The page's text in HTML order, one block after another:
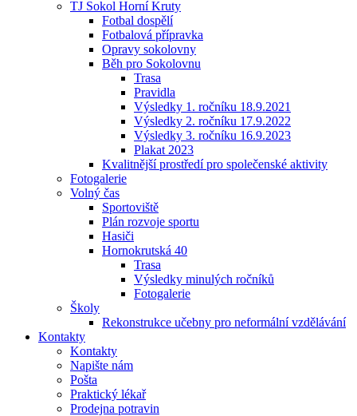
TJ Sokol Horní Kruty
Fotbal dospělí
Fotbalová přípravka
Opravy sokolovny
Běh pro Sokolovnu
Trasa
Pravidla
Výsledky 1. ročníku 18.9.2021
Výsledky 2. ročníku 17.9.2022
Výsledky 3. ročníku 16.9.2023
Plakat 2023
Kvalitnější prostředí pro společenské aktivity
Fotogalerie
Volný čas
Sportoviště
Plán rozvoje sportu
Hasiči
Hornokrutská 40
Trasa
Výsledky minulých ročníků
Fotogalerie
Školy
Rekonstrukce učebny pro neformální vzdělávání
Kontakty
Kontakty
Napište nám
Pošta
Praktický lékař
Prodejna potravin